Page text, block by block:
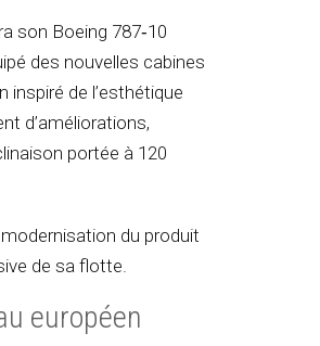
son Boeing 787‑10
des nouvelles cabines
inspiré de l’esthétique
d’améliorations,
portée à 120
du produit
de sa flotte.
européen